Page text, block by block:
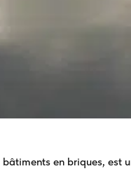
en briques, est